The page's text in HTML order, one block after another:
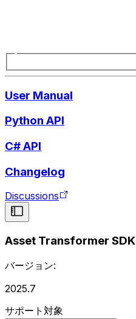
User Manual
Python API
C# API
Changelog
Discussions
Asset Transformer SDK
バージョン:
2025.7
サポート対象